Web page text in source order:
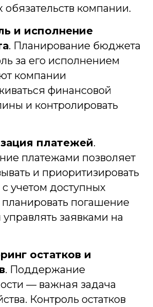
компании.
и исполнение
. Планирование бюджета
за его исполнением
компании
финансовой
и контролировать
платежей.
платежами позволяет
и приоритизировать
учетом доступных
планировать погашение
управлять заявками на
остатков и
. Поддержание
— важная задача
Контроль остатков